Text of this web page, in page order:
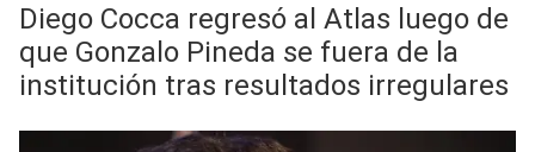
Diego Cocca regresó al Atlas luego de
que Gonzalo Pineda se fuera de la
institución tras resultados irregulares